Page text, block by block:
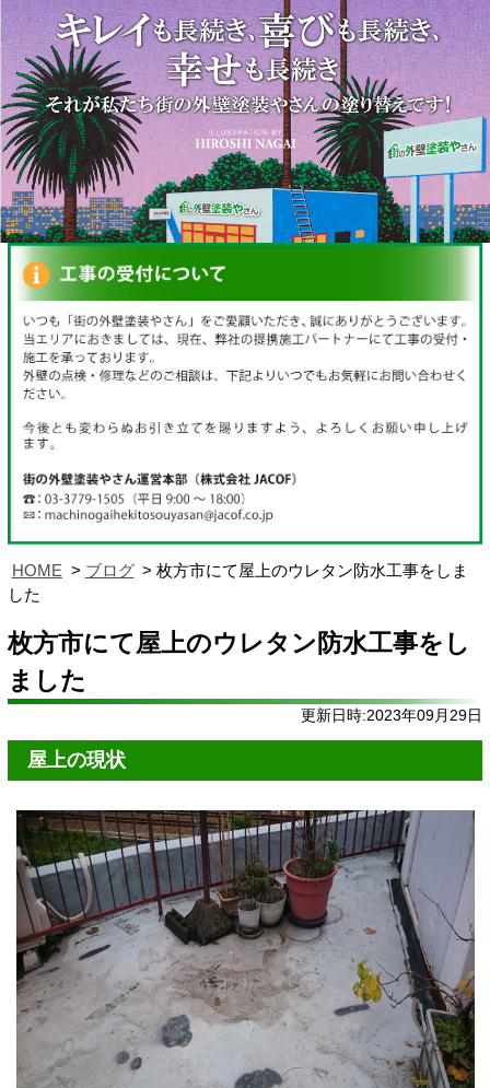
HOME ブログ
枚方市にて屋上のウレタン防水工事をしま
した
枚方市にて屋上のウレタン防水工事をし
ました
更新日時:2023年09月29日
屋上の現状